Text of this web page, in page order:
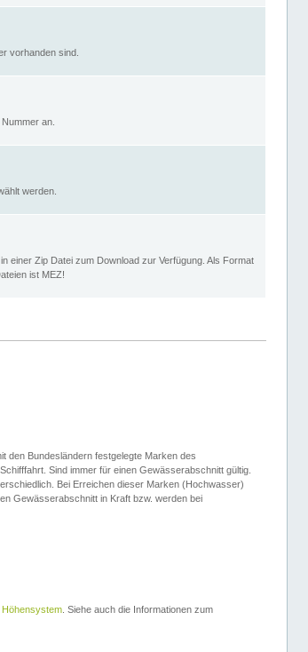
vorhanden sind.
an.
werden.
einer Zip Datei zum Download zur Verfügung. Als Format
ist MEZ!
den Bundesländern festgelegte Marken des
Sind immer für einen Gewässerabschnitt gültig.
Bei Erreichen dieser Marken (Hochwasser)
Gewässerabschnitt in Kraft bzw. werden bei
Höhensystem . Siehe auch die Informationen zum